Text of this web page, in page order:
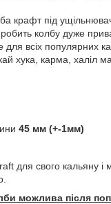
крафт під
робить колбу дуже
для всіх популярних
хука, карма, халіл
45 мм (+-1мм)
для свого кальяну і
можлива після